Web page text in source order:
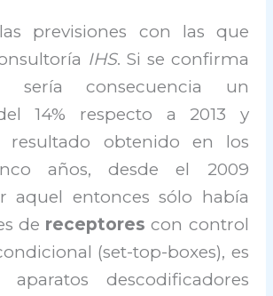
previsiones con las que
IHS. Si se confirma
sería consecuencia un
14% respecto a 2013 y
resultado obtenido en los
años, desde el 2009
aquel entonces sólo había
de receptores con control
(set-top-boxes), es
descodificadores